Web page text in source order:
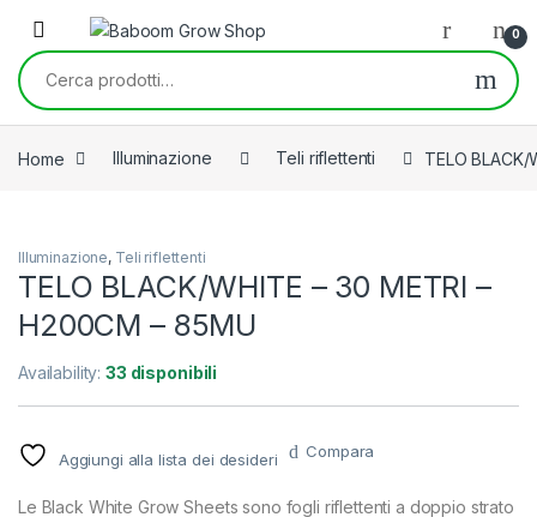
Skip to navigation
Skip to content
0
Cerca:
Home Illuminazione Teli riflettenti TELO
Illuminazione, Teli riflettenti
TELO BLACK/WHITE – 30 METRI –
H200CM – 85MU
Availability:33 disponibili
Aggiungi alla lista dei desideri Compara
Le Black White Grow Sheets sono fogli riflettenti a doppio strato